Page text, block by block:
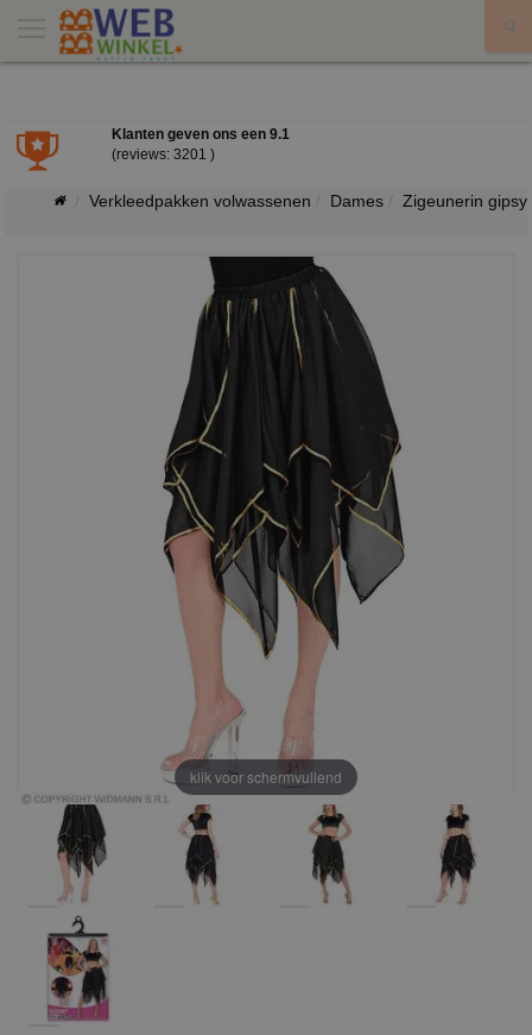
Klanten geven ons een 9.1
(reviews: 3201 )
Verkleedpakken volwassenen Dames Zigeunerin gipsy
klik voor schermvullend